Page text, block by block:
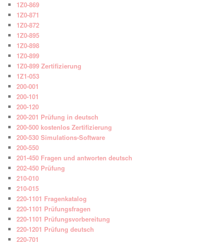
1Z0-869
1Z0-871
1Z0-872
1Z0-895
1Z0-898
1Z0-899
1Z0-899 Zertifizierung
1Z1-053
200-001
200-101
200-120
200-201 Prüfung in deutsch
200-500 kostenlos Zertifizierung
200-530 Simulations-Software
200-550
201-450 Fragen und antworten deutsch
202-450 Prüfung
210-010
210-015
220-1101 Fragenkatalog
220-1101 Prüfungsfragen
220-1101 Prüfungsvorbereitung
220-1201 Prüfung deutsch
220-701